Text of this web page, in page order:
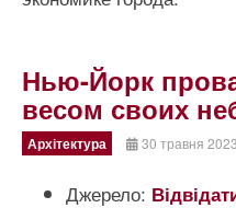
Нью-Йорк
весом своих
Архітектура 30 травня 2023
Джерело: